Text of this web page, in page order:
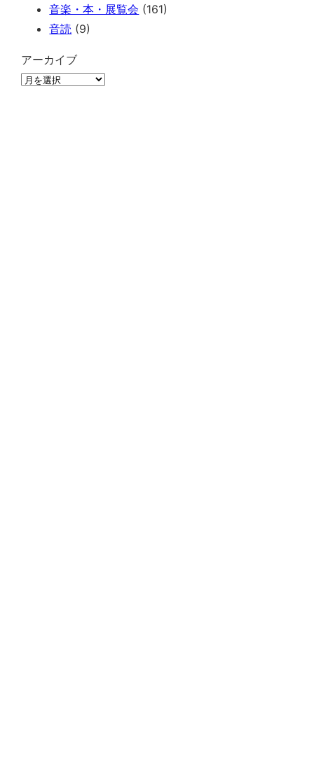
音楽・本・展覧会 (161)
音読 (9)
アーカイブ